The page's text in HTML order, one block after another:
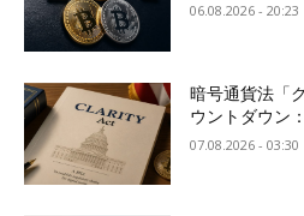
06.08.2026 - 20:23
暗号通貨法「
ウントダウン
07.08.2026 - 03:30